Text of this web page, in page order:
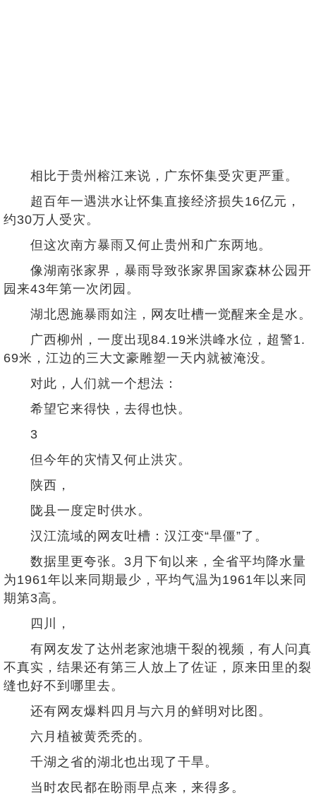
相比于贵州榕江来说，广东怀集受灾更严重。
超百年一遇洪水让怀集直接经济损失16亿元，
约30万人受灾。
但这次南方暴雨又何止贵州和广东两地。
像湖南张家界，暴雨导致张家界国家森林公园开
园来43年第一次闭园。
湖北恩施暴雨如注，网友吐槽一觉醒来全是水。
广西柳州，一度出现84.19米洪峰水位，超警1.
69米，江边的三大文豪雕塑一天内就被淹没。
对此，人们就一个想法：
希望它来得快，去得也快。
3
但今年的灾情又何止洪灾。
陕西，
陇县一度定时供水。
汉江流域的网友吐槽：汉江变“旱僵”了。
数据里更夸张。3月下旬以来，全省平均降水量
为1961年以来同期最少，平均气温为1961年以来同
期第3高。
四川，
有网友发了达州老家池塘干裂的视频，有人问真
不真实，结果还有第三人放上了佐证，原来田里的裂
缝也好不到哪里去。
还有网友爆料四月与六月的鲜明对比图。
六月植被黄秃秃的。
千湖之省的湖北也出现了干旱。
当时农民都在盼雨早点来，来得多。